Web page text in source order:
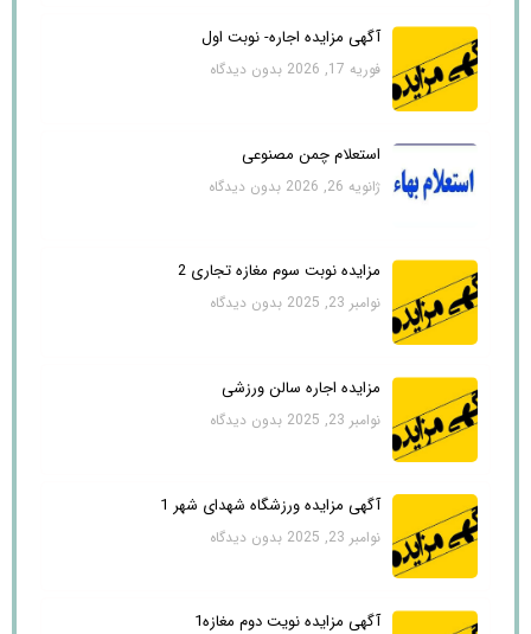
آگهی مزایده اجاره- نوبت اول
فوریه 17, 2026 بدون دیدگاه
استعلام چمن مصنوعی
ژانویه 26, 2026 بدون دیدگاه
مزایده نوبت سوم مغازه تجاری 2
نوامبر 23, 2025 بدون دیدگاه
مزایده اجاره سالن ورزشی
نوامبر 23, 2025 بدون دیدگاه
آگهی مزایده ورزشگاه شهدای شهر 1
نوامبر 23, 2025 بدون دیدگاه
آگهی مزایده نویت دوم مغازه1